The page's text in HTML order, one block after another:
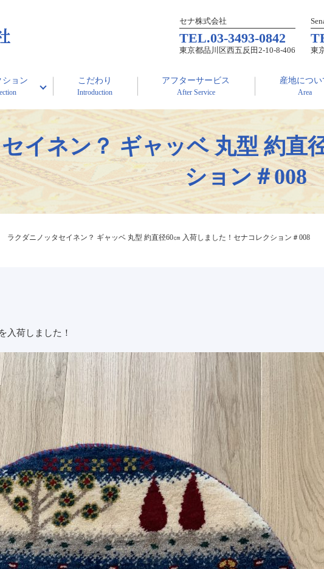
セナ株式会社
TEL.03-3493-0842
東京都品川区西五反田2-10-8-406 東
ション こだわり
Introduction
アフターサービス
After Service
産地につい
Area
イネン？ ギャッベ 丸型 約直
ション＃008
ラクダニノッタセイネン？ ギャッベ 丸型 約直径60㎝ 入荷しました！セナコレクション＃008
入荷しました！